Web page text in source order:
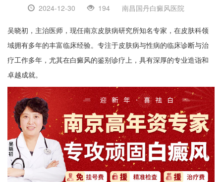
2024-12-30 194 南昌国丹白癜风医院
吴晓初，主治医师，现任南京皮肤病研究所知名专家，在皮肤科领
域拥有多年的丰富临床经验。专注于皮肤病与性病的临床诊断与治
疗工作多年，尤其在白癜风的鉴别诊疗上，具有深厚的专业造诣和
卓越成就。